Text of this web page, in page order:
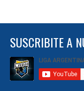
SUSCRIBITE A